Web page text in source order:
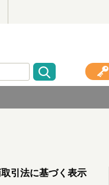
引法に基づく表示